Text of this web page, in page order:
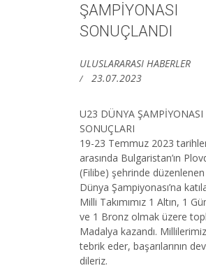
ŞAMPİYONASI
SONUÇLANDI
ULUSLARARASI HABERLER
23.07.2023
U23 DÜNYA ŞAMPİYONASI
SONUÇLARI
19-23 Temmuz 2023
arasında Bulgaristan’ın
(Filibe) şehrinde
Dünya Şampiyonası’na
Milli Takımımız 1 Altın, 1
ve 1 Bronz olmak üzere
Madalya kazandı.
tebrik eder, başarılarının
dileriz.